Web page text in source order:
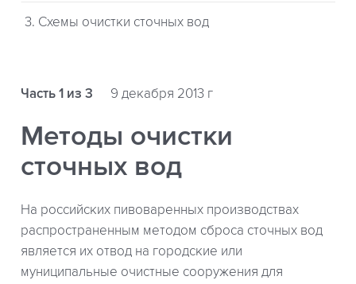
3. Схемы очистки сточных вод
Часть 1 из 3 9 декабря 2013 г
Методы очистки
сточных вод
На российских пивоваренных производствах
распространенным методом сброса сточных вод
является их отвод на городские или
муниципальные очистные сооружения для